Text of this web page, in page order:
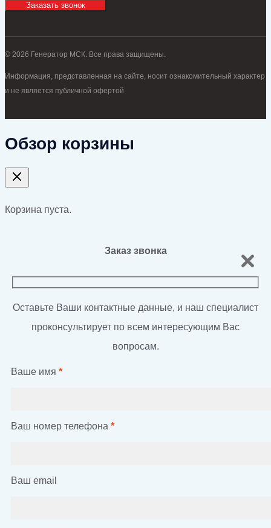
Заказать звонок
© 2026 Генератор МСК. Все права защищены.
Информация, представленная на сайте, носит ознакомительный характер
и не является публичной офертой
Обзор корзины
Корзина пуста.
Заказ звонка
Оставьте Ваши контактные данные, и наш специалист
проконсультирует по всем интересующим Вас
вопросам.
Ваше имя *
Ваш номер телефона *
Ваш email